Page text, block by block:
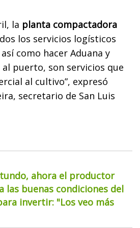
la planta compactadora
los servicios logísticos
como hacer Aduana y
puerto, son servicios que
al cultivo”, expresó
secretario de San Luis
ahora el productor
las buenas condiciones del
invertir: "Los veo más